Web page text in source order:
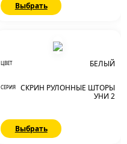
Выбрать
ЦВЕТ БЕЛЫЙ
СЕРИЯ
СКРИН РУЛОННЫЕ ШТОРЫ
УНИ 2
Выбрать